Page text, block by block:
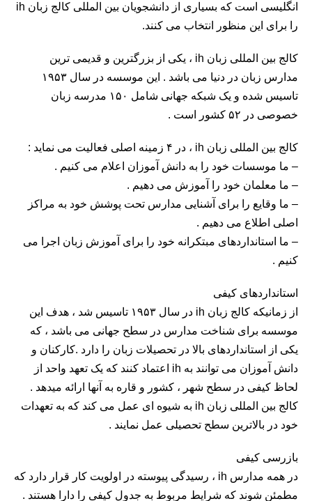
انگلیسی است که بسیاری از دانشجویان بین المللی کالج زبان ih
را برای این منظور انتخاب می کنند.
کالج بین المللی زبان ih ، یکی از بزرگترین و قدیمی ترین
مدارس زبان در دنیا می باشد . این موسسه در سال ۱۹۵۳
تاسیس شده و یک شبکه جهانی شامل ۱۵۰ مدرسه زبان
خصوصی در ۵۲ کشور است .
کالج بین المللی زبان ih ، در ۴ زمینه اصلی فعالیت می نماید :
– ما موسسات خود را به دانش آموزان اعلام می کنیم .
– ما معلمان خود را آموزش می دهیم .
– ما وقایع را برای آشنایی مدارس تحت پوشش خود به مراکز
اصلی اطلاع می دهیم .
– ما استانداردهای مبتکرانه خود را برای آموزش زبان اجرا می
کنیم .
استانداردهای کیفی
از زمانیکه کالج زبان ih در سال ۱۹۵۳ تاسیس شد ، هدف این
موسسه برای شناخت مدارس در سطح جهانی می باشد ، که
یکی از استانداردهای بالا در تحصیلات زبان را دارد .کارکنان و
دانش آموزان می توانند به ih اعتماد کنند که یک تعهد واحد از
لحاظ کیفی در سطح شهر ، کشور و قاره به آنها ارائه میدهد .
کالج بین المللی زبان ih به شیوه ای عمل می کند که به تعهدات
خود در بالاترین سطح تحصیلی عمل نمایند .
بازرسی کیفی
در همه مدارس ih ، رسیدگی پیوسته در اولویت کار قرار دارد که
مطمئن شوند که شرایط مربوط به جدول کیفی را دارا هستند .